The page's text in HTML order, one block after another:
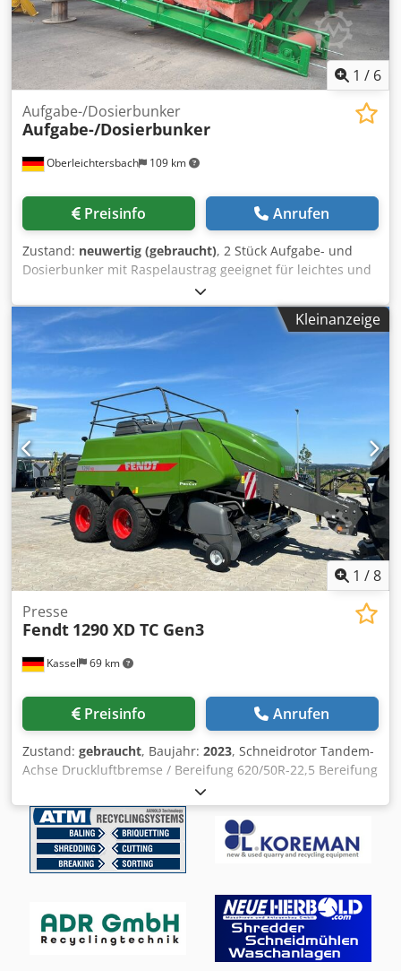
abzugsfähig für Unternehmer Lieferung und
Inzahlungnahme jederzeit möglich für alles aus dem
Industriebereich Lukas van Rossum
1 / 6
Oberleichtersbach 109 km
Aufgabe-/Dosierbunker
Aufgabe-/Dosierbunker
Preisinfo Anrufen
Zustand: neuwertig (gebraucht), 2 Stück Aufgabe- und
Dosierbunker mit Raspelaustrag geeignet für leichtes und
organische Material (z.B. Hackschnitzel) L x B x H: ca. 9,1m
x 2,8m x 2,5m (mit Füßen ca. 3,8 m) Djdpfxsyv Ef Re Aqcjwa
Austrag jeweils über 4 Wellen mit 1,1 kW Getriebemotor
Kleinanzeige
1 /8
Kassel 69 km
Presse
Fendt 1290 XD TC Gen3
Preisinfo Anrufen
Zustand: gebraucht, Baujahr: 2023, Schneidrotor Tandem-
Achse Druckluftbremse / Bereifung 620/50R-22,5 Bereifung
600/50-22,5 / Ballenrutsche Varioterminal 9 Zoll
Gelenkwelle 1 / 3/4 Zoll (44mm) 20-t Garnüberwachung / /
Djdpfx Aet Hr Epsqcowa